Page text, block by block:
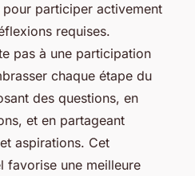
participer activement
requises.
pas à une participation
chaque étape du
des questions, en
et en partageant
aspirations. Cet
favorise une meilleure